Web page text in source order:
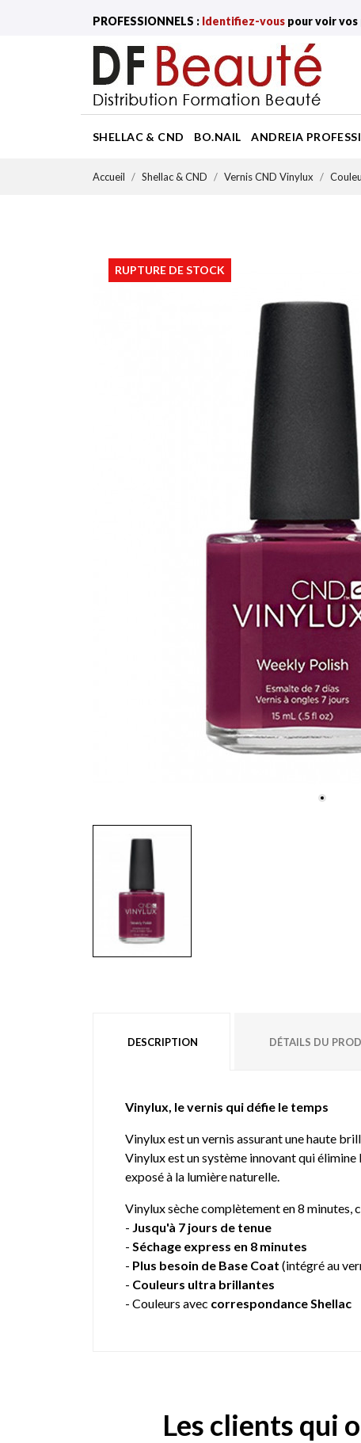
PROFESSIONNELS : Identifiez-vous pour voir
SHELLAC & CND BO.NAIL ANDREIA
Accueil Shellac & CND Vernis CND Vinylux
RUPTURE DE STOCK
DESCRIPTION DÉTAILS DU
Vinylux, le vernis qui défie le temps
Vinylux est un vernis assurant une haute
Vinylux est un système innovant qui
exposé à la lumière naturelle.
Vinylux sèche complètement en 8 minutes,
- Jusqu'à 7 jours de tenue
- Séchage express en 8 minutes
- Plus besoin de Base Coat (intégré au
- Couleurs ultra brillantes
- Couleurs avec correspondance Shellac
Les clients qui